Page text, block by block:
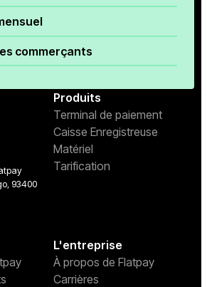
commerçants
93400
Produits
Terminal de paiement
Caisse Enregistreuse
Matériel
Tarification
L'entreprise
À propos de Flatpay
Carrières